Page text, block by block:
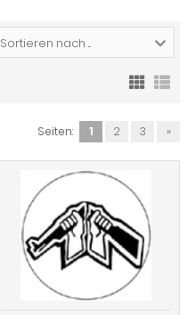
Sortieren nach ...
Seiten: 1 2 3 »